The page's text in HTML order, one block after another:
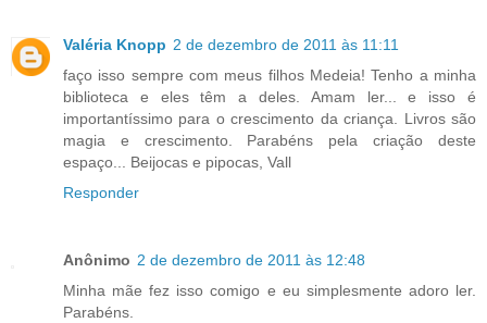
Valéria Knopp 2 de dezembro de 2011 às 11:11
faço isso sempre com meus filhos Medeia! Tenho a minha
biblioteca e eles têm a deles. Amam ler... e isso é
importantíssimo para o crescimento da criança. Livros são
magia e crescimento. Parabéns pela criação deste
espaço... Beijocas e pipocas, Vall
Responder
Anônimo 2 de dezembro de 2011 às 12:48
Minha mãe fez isso comigo e eu simplesmente adoro ler.
Parabéns.